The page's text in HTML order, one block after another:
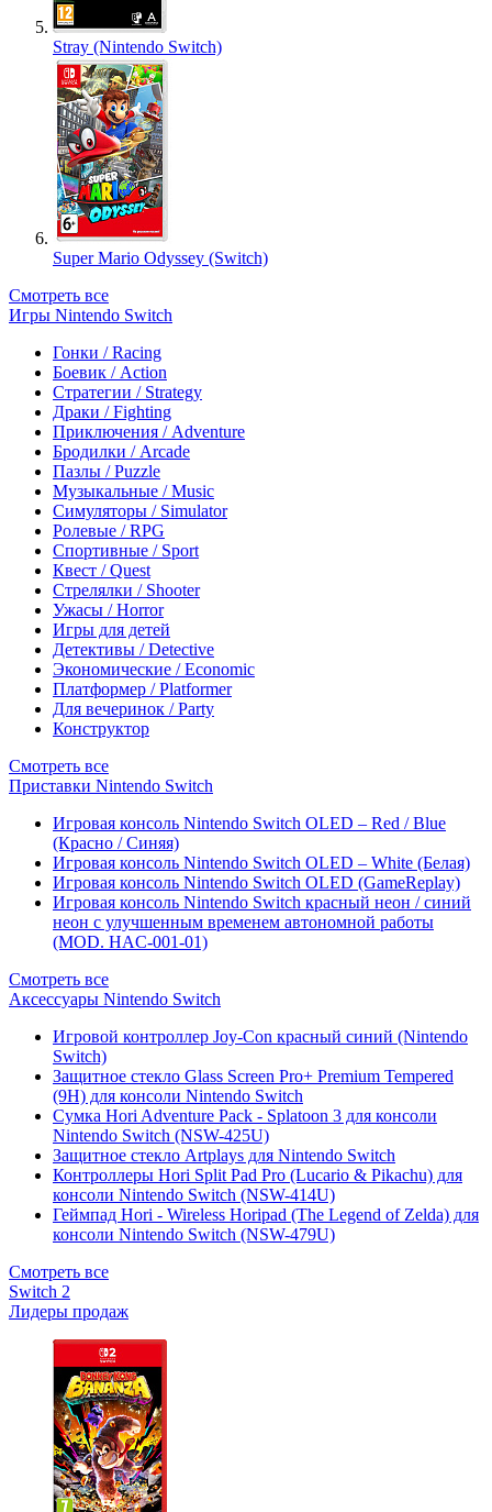
Stray (Nintendo Switch)
Super Mario Odyssey (Switch)
Смотреть все
Игры Nintendo Switch
Гонки / Racing
Боевик / Action
Стратегии / Strategy
Драки / Fighting
Приключения / Adventure
Бродилки / Arcade
Пазлы / Puzzle
Музыкальные / Music
Симуляторы / Simulator
Ролевые / RPG
Спортивные / Sport
Квест / Quest
Стрелялки / Shooter
Ужасы / Horror
Игры для детей
Детективы / Detective
Экономические / Economic
Платформер / Platformer
Для вечеринок / Party
Конструктор
Смотреть все
Приставки Nintendo Switch
Игровая консоль Nintendo Switch OLED – Red / Blue
(Красно / Синяя)
Игровая консоль Nintendo Switch OLED – White (Белая)
Игровая консоль Nintendo Switch OLED (GameReplay)
Игровая консоль Nintendo Switch красный неон / синий
неон с улучшенным временем автономной работы
(MOD. HAC-001-01)
Смотреть все
Аксессуары Nintendo Switch
Игровой контроллер Joy-Con красный синий (Nintendo
Switch)
Защитное стекло Glass Screen Pro+ Premium Tempered
(9H) для консоли Nintendo Switch
Сумка Hori Adventure Pack - Splatoon 3 для консоли
Nintendo Switch (NSW-425U)
Защитное стекло Artplays для Nintendo Switch
Контроллеры Hori Split Pad Pro (Lucario & Pikachu) для
консоли Nintendo Switch (NSW-414U)
Геймпад Hori - Wireless Horipad (The Legend of Zelda) для
консоли Nintendo Switch (NSW-479U)
Смотреть все
Switch 2
Лидеры продаж